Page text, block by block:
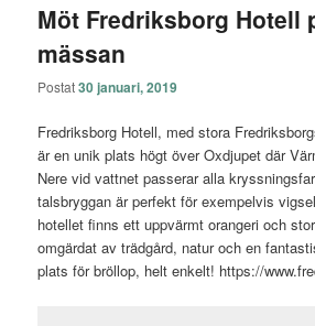
Möt Fredriksborg Hotell
mässan
Postat30 januari, 2019
Fredriksborg Hotell, med stora
är en unik plats högt över Oxdjupet där
Nere vid vattnet passerar alla
talsbryggan är perfekt för exempelvis
hotellet finns ett uppvärmt orangeri och
omgärdat av trädgård, natur och en
plats för bröllop, helt enkelt! https://